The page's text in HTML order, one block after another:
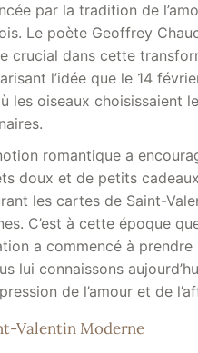
par la tradition de
Le poète Geoffrey
crucial dans cette
l’idée que le 14
les oiseaux choisissaient
romantique a
doux et de petits
les cartes de Saint-
C’est à cette époque
a commencé à prendre
lui connaissons
de l’amour et de
Valentin Moderne